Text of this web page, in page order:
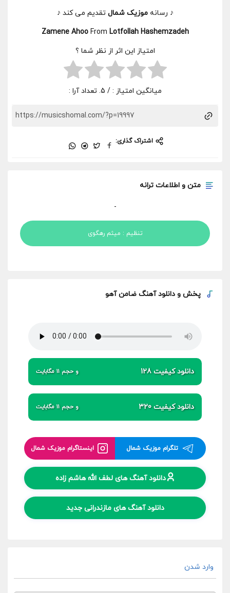
♪ رسانهموزیک شمال تقدیم می کند ♪
Zamene AhooFrom Lotfollah Hashemzadeh
امتیاز این اثر از نظر شما ؟
میانگین امتیاز :/ 5. تعداد آرا :
اشتراک گذاری:
متن و اطلاعات ترانه
-
تنظیم : میثم رهگوی
پخش و دانلود آهنگ ضامن آهو
دانلود کیفیت 128 و حجم 11 مگابایت
دانلود کیفیت 320 و حجم 11 مگابایت
تلگرام موزیک شمال اینستاگرام موزیک شمال
دانلود آهنگ های لطف الله هاشم زاده
دانلود آهنگ های مازندرانی جدید
وارد شدن